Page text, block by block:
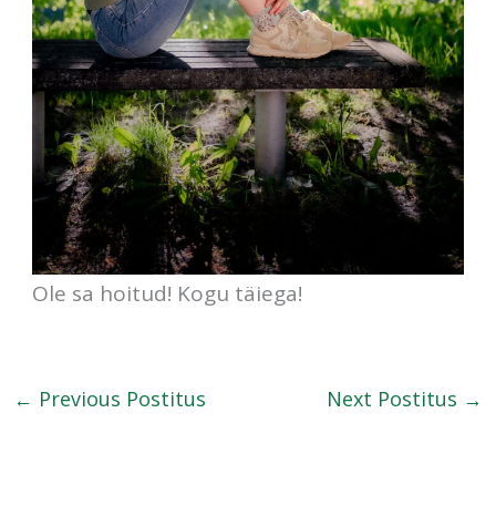
Ole sa hoitud! Kogu täiega!
← Previous Postitus Next Postitus →